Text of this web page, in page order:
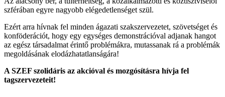
szférában egyre nagyobb elégedetlenséget szül.
Ezért arra hívnak fel minden ágazati szakszervezetet, szövetséget és
konföderációt, hogy egy egységes demonstrációval adjanak hangot
az egész társadalmat érintő problémákra, mutassanak rá a problémák
megoldásának elodázhatatlanságára!
A SZEF szolidáris az akcióval és mozgósításra hívja fel
tagszervezeteit!